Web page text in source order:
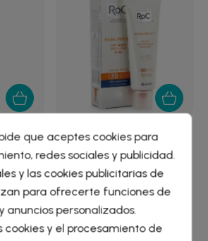
&
ROC SOLEIL PROTECT
FLUIDO MATIFICANTE...
14,09 €
de deseos
guardar productos en su lista de
que aceptes cookies para
redes sociales y publicidad.
y las cookies publicitarias de
para ofrecerte funciones de
anuncios personalizados.
cookies y el procesamiento de